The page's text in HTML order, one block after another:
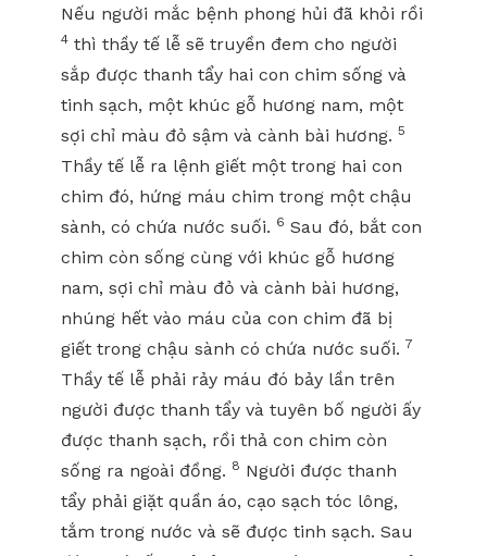
Nếu người mắc bệnh phong hủi đã khỏi rồi
4 thì thầy tế lễ sẽ truyền đem cho người
sắp được thanh tẩy hai con chim sống và
tinh sạch, một khúc gỗ hương nam, một
sợi chỉ màu đỏ sậm và cành bài hương. 5
Thầy tế lễ ra lệnh giết một trong hai con
chim đó, hứng máu chim trong một chậu
sành, có chứa nước suối. 6 Sau đó, bắt con
chim còn sống cùng với khúc gỗ hương
nam, sợi chỉ màu đỏ và cành bài hương,
nhúng hết vào máu của con chim đã bị
giết trong chậu sành có chứa nước suối. 7
Thầy tế lễ phải rảy máu đó bảy lần trên
người được thanh tẩy và tuyên bố người ấy
được thanh sạch, rồi thả con chim còn
sống ra ngoài đồng. 8 Người được thanh
tẩy phải giặt quần áo, cạo sạch tóc lông,
tắm trong nước và sẽ được tinh sạch. Sau